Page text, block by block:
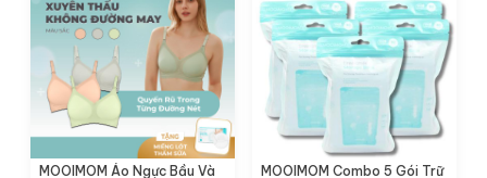
MOOIMOM Áo Ngực Bầu Và
MOOIMOM Combo 5 Gói Trữ